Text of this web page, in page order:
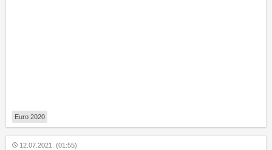
Euro 2020
12.07.2021. (01:55)